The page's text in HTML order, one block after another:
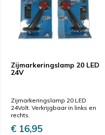
Zijmarkeringslamp 20 LED
24V
Zijmarkeringslamp 20 LED
24Volt. Verkrijgbaar in links en
rechts.
€ 16,95